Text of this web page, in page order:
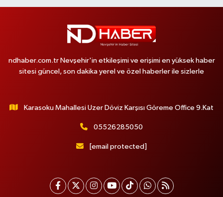
ndhaber.com.tr Nevşehir'in etkileşimi ve erişimi en yüksek haber
sitesi güncel, son dakika yerel ve özel haberler ile sizlerle
Karasoku Mahallesi Uzer Döviz Karşısı Göreme Office 9.Kat
05526285050
[email protected]